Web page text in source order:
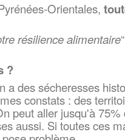
Orientales,
résilience alimentaire
?
a des sécheresses
constats : des
peut aller jusqu'à 75%
aussi. Si toutes ces